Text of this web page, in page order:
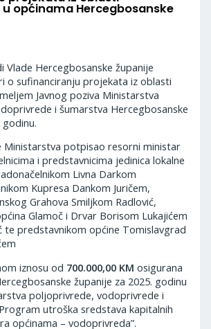
općinama Hercegbosanske
Vlade Hercegbosanske županije
o sufinanciranju projekata iz oblasti
Javnog poziva Ministarstva
i šumarstva Hercegbosanske
godinu.
Ministarstva potpisao resorni ministar
i predstavnicima jedinica lokalne
Livna Darkom
Kupresa Dankom Juričem,
Grahova Smiljkom Radlović,
Glamoč i Drvar Borisom Lukajićem
te predstavnikom općine Tomislavgrad
iznosu od 700.000,00 KM osigurana
županije za 2025. godinu
poljoprivrede, vodoprivrede i
utroška sredstava kapitalnih
općinama – vodoprivreda”.